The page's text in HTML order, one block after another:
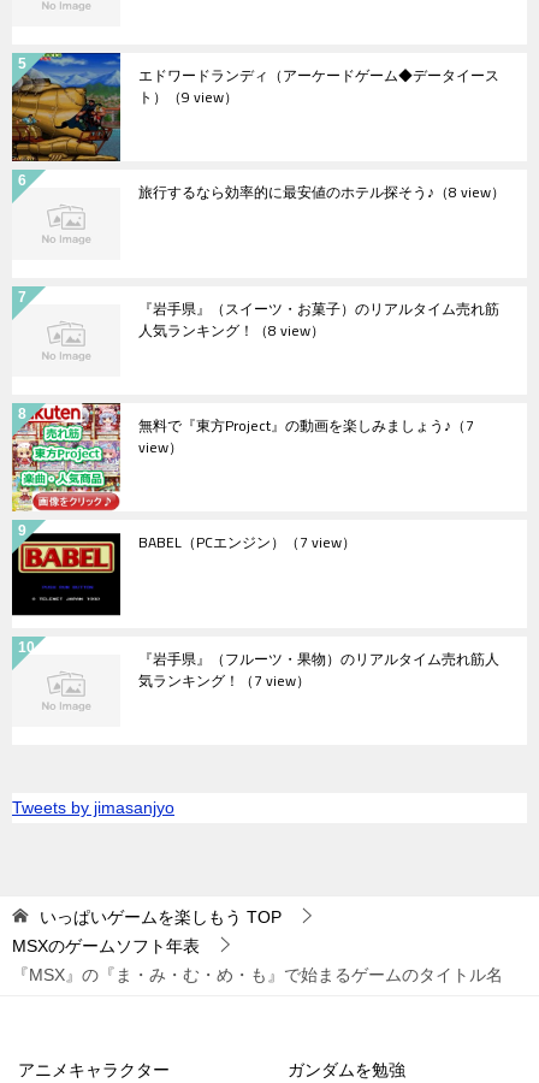
エドワードランディ（アーケードゲーム◆データイース
ト） （9 view）
旅行するなら効率的に最安値のホテル探そう♪ （8 view）
『岩手県』（スイーツ・お菓子）のリアルタイム売れ筋
人気ランキング！ （8 view）
無料で『東方Project』の動画を楽しみましょう♪ （7
view）
BABEL（PCエンジン） （7 view）
『岩手県』（フルーツ・果物）のリアルタイム売れ筋人
気ランキング！ （7 view）
Tweets by jimasanjyo
いっぱいゲームを楽しもう TOP
MSXのゲームソフト年表
『MSX』の『ま・み・む・め・も』で始まるゲームのタイトル名
アニメキャラクター ガンダムを勉強